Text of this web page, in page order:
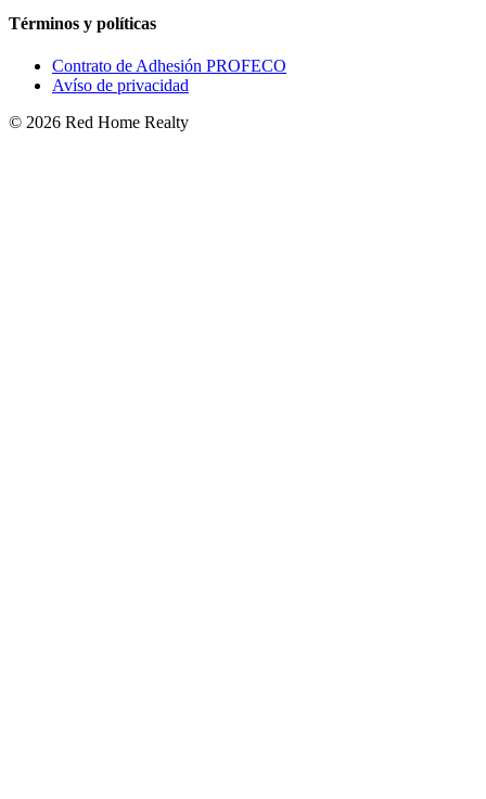
Términos y políticas
Contrato de Adhesión PROFECO
Avíso de privacidad
© 2026 Red Home Realty